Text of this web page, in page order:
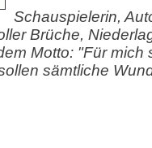
Schauspielerin,
Brüche,
Motto: "Für mich
sämtliche